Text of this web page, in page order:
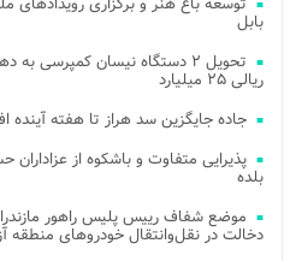
بابل
تحویل ۲ دستگاه نیسان کمپرسی
ریالی ۲۵ میلیارد
جاده جایگزین سد هراز تا هفته آینده
بلده
موضع شفاف رییس پلیس راهور
دخالت در نقل‌وانتقال خودروهای منطقه